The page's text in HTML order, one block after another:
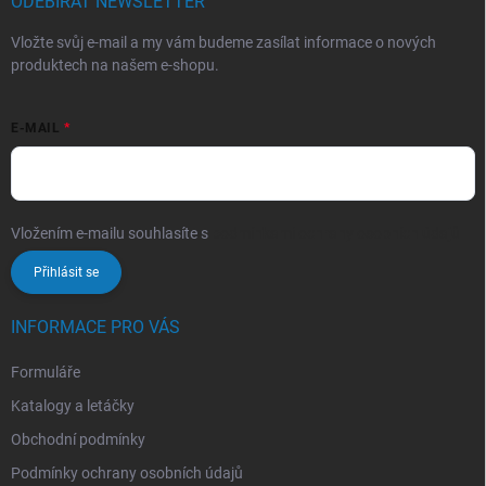
Vložte svůj e-mail a my vám budeme zasílat informace o nových
produktech na našem e-shopu.
E-MAIL
Vložením e-mailu souhlasíte s
Přihlásit se
INFORMACE PRO VÁS
Formuláře
Katalogy a letáčky
Obchodní podmínky
Podmínky ochrany osobních údajů